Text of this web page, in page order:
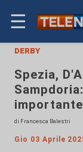
☰
derby
Spezia,
di Francesca Balestri
Gio 03 Aprile